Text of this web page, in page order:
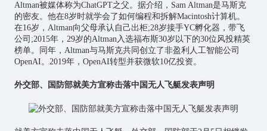
Altman被媒体称为ChatGPT之父。据介绍，Sam Altman是马斯克
的密友。他在8岁时就学会了如何编程和拆解Macintosh计算机。
在16岁，Altman向父母承认自己出柜;28岁接手YC孵化器，带飞
公司;2015年，29岁的Altman入选福布斯30岁以下的30位风投精英
榜单。同年，Altman与马斯克共同创立了非盈利人工智能公司
OpenAI。2019年，OpenAI转型并获微软10亿投资。
外交部、国防部就美方宣称击落中国无人飞艇发表声明